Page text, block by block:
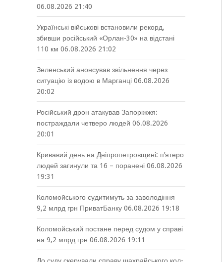
06.08.2026 21:40
Українські військові встановили рекорд,
збивши російський «Орлан-30» на відстані
110 км 06.08.2026 21:02
Зеленський анонсував звільнення через
ситуацію із водою в Марганці 06.08.2026
20:02
Російський дрон атакував Запоріжжя:
постраждали четверо людей 06.08.2026
20:01
Кривавий день на Дніпропетровщині: п’ятеро
людей загинули та 16 – поранені 06.08.2026
19:31
Коломойського судитимуть за заволодіння
9,2 млрд грн ПриватБанку 06.08.2026 19:18
Коломойський постане перед судом у справі
на 9,2 млрд грн 06.08.2026 19:11